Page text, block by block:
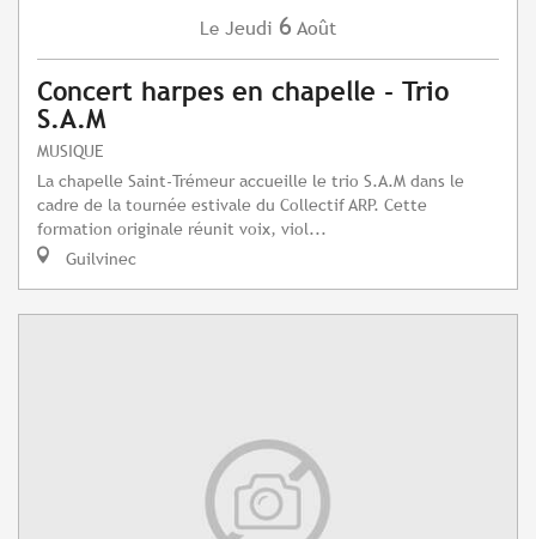
Le Jeudi 6 Août
Concert harpes en chapelle - Trio
S.A.M
MUSIQUE
La chapelle Saint-Trémeur accueille le trio S.A.M dans le
cadre de la tournée estivale du Collectif ARP. Cette
formation originale réunit voix, viol...
Guilvinec